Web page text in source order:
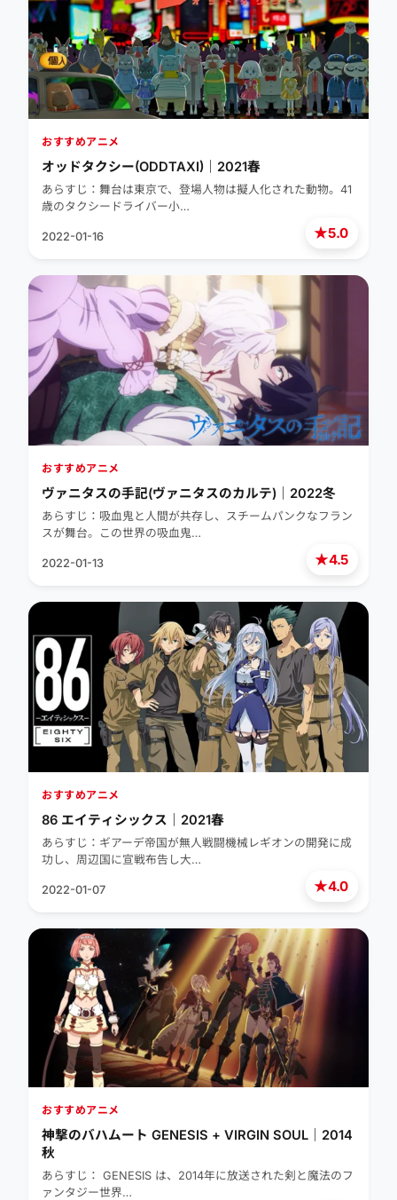
★5.0
おすすめアニメ
オッドタクシー(ODDTAXI)｜2021春
あらすじ：舞台は東京で、登場人物は擬人化された動物。41
歳のタクシードライバー小…
2022-01-16
★4.5
おすすめアニメ
ヴァニタスの手記(ヴァニタスのカルテ)｜2022冬
あらすじ：吸血鬼と人間が共存し、スチームパンクなフラン
スが舞台。この世界の吸血鬼…
2022-01-13
★4.0
おすすめアニメ
86 エイティシックス｜2021春
あらすじ：ギアーデ帝国が無人戦闘機械レギオンの開発に成
功し、周辺国に宣戦布告し大…
2022-01-07
おすすめアニメ
神撃のバハムート GENESIS + VIRGIN SOUL｜2014
秋
あらすじ： GENESIS は、2014年に放送された剣と魔法のフ
ァンタジー世界…